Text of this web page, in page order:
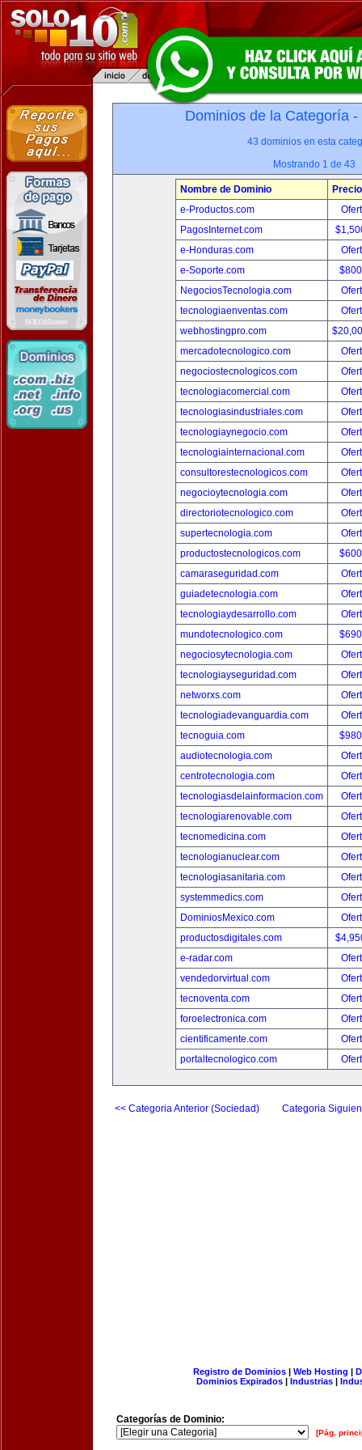
Dominios de la Categoría -
43 dominios en esta
Mostrando 1 de 43
Nombre de Dominio
Precio
e-Productos.com
PagosInternet.com
e-Honduras.com
e-Soporte.com
NegociosTecnologia.com
tecnologiaenventas.com
webhostingpro.com
mercadotecnologico.com
negociostecnologicos.com
tecnologiacomercial.com
tecnologiasindustriales.com
tecnologiaynegocio.com
tecnologiainternacional.com
consultorestecnologicos.com
negocioytecnologia.com
directoriotecnologico.com
supertecnologia.com
productostecnologicos.com
camaraseguridad.com
guiadetecnologia.com
tecnologiaydesarrollo.com
mundotecnologico.com
negociosytecnologia.com
tecnologiayseguridad.com
networxs.com
tecnologiadevanguardia.com
tecnoguia.com
audiotecnologia.com
centrotecnologia.com
tecnologiasdelainformacion.com
tecnologiarenovable.com
tecnomedicina.com
tecnologianuclear.com
tecnologiasanitaria.com
systemmedics.com
DominiosMexico.com
productosdigitales.com
e-radar.com
vendedorvirtual.com
tecnoventa.com
foroelectronica.com
cientificamente.com
portaltecnologico.com
<< Categoria Anterior (Sociedad) Categoria
Registro de Dominios| Web Hosting |
Dominios Expirados | Industrias |
Categorías de Dominio:
[Pág.